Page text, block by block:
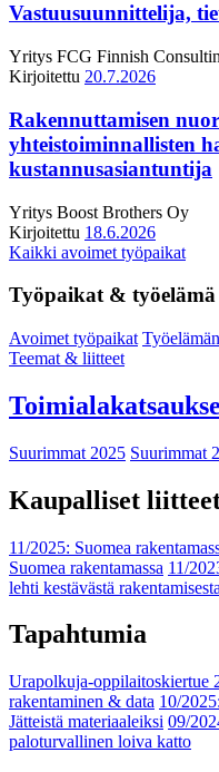
Vastuusuunnittelija,
Yritys FCG Finnish
Kirjoitettu 20.7.2026
Rakennuttamisen
yhteistoiminnallisten
kustannusasiantuntija
Yritys Boost Brothers Oy
Kirjoitettu 18.6.2026
Kaikki avoimet työpaikat
Työpaikat & työelämä
Avoimet työpaikat
Teemat & liitteet
Suurimmat 2025 Suurimmat
Kaupalliset
11/2025: Suomea
Suomea rakentamassa 11/
lehti kestävästä rakentamisesta
Tapahtumia
Urapolkuja-oppilaitoskiertue
rakentaminen & data 10/
Jätteistä materiaaleiksi 09/
paloturvallinen loiva katto